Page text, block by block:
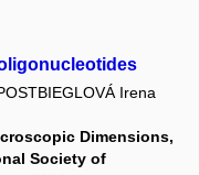
Irena
Dimensions,
Society of